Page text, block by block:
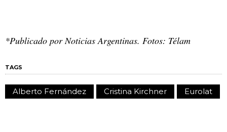
*Publicado por Noticias Argentinas. Fotos: Télam
TAGS
Alberto Fernández Cristina Kirchner Eurolat